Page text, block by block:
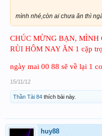
mình nhé,còn ai chưa ăn thì
CHÚC MỪNG BẠN, MÌNH
RÙI HÔM NAY ĂN 1 cặp
ngày mai 00 88 sẽ về lại 1
15/11/12
Thần Tài 84 thích bài này.
huy88